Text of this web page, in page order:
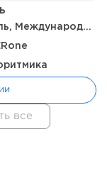
стоимостью
Эколь, Международная школа профессий